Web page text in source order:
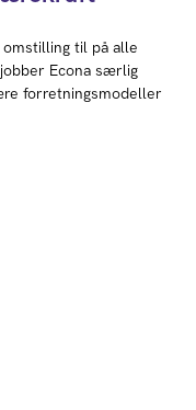
til på alle
Econa særlig
forretningsmodeller